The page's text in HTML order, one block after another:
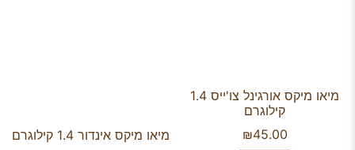
מיאו מיקס אורגינל צו'ייס 1.4
קילוגרם
₪45.00
מיאו מיקס אינדור 1.4 קילוגרם